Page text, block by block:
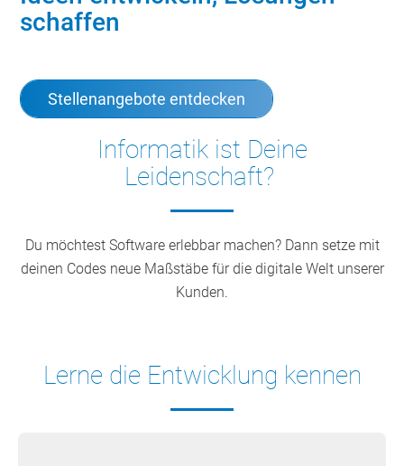
schaffen
Stellenangebote entdecken
Informatik ist Deine
Leidenschaft?
Du möchtest Software erlebbar machen? Dann setze mit
deinen Codes neue Maßstäbe für die digitale Welt unserer
Kunden.
Lerne die Entwicklung kennen